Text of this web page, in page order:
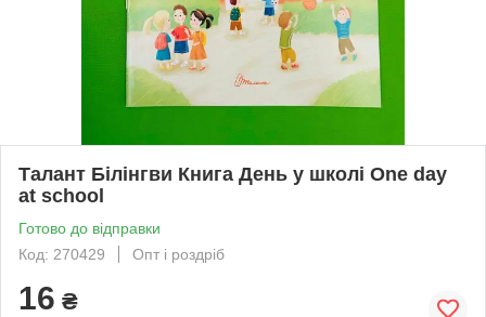
Талант Білінгви Книга День у школі One day
at school
Готово до відправки
Код: 270429
Опт і роздріб
16 ₴